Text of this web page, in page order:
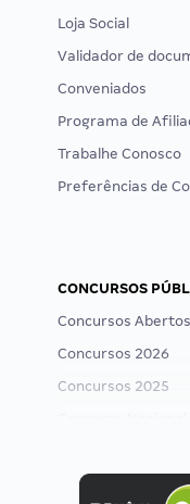
Loja Social
Validador de
Conveniados
Programa de
Trabalhe Conosco
Preferências de
CONCURSOS
Concursos Abertos
Concursos 2026
Concursos 2025
Concurso MPU